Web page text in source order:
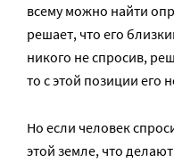
всему можно найти
решает, что его
никого не спросив,
то с этой позиции его
Но если человек
этой земле, что